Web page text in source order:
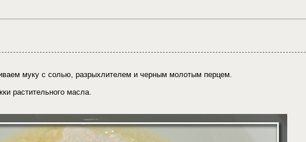
муку с солью, разрыхлителем и черным молотым перцем.
растительного масла.